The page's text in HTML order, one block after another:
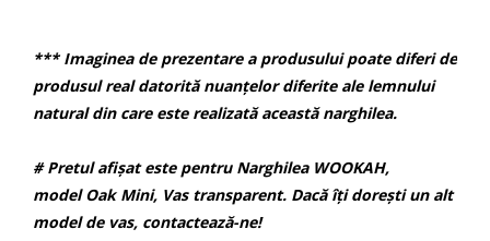
*** Imaginea de prezentare a produsului poate diferi de
produsul real datorită nuanțelor diferite ale lemnului
natural din care este realizată această narghilea.
# Pretul afișat este pentru Narghilea WOOKAH,
model Oak Mini, Vas transparent. Dacă îți dorești un alt
model de vas, contactează-ne!